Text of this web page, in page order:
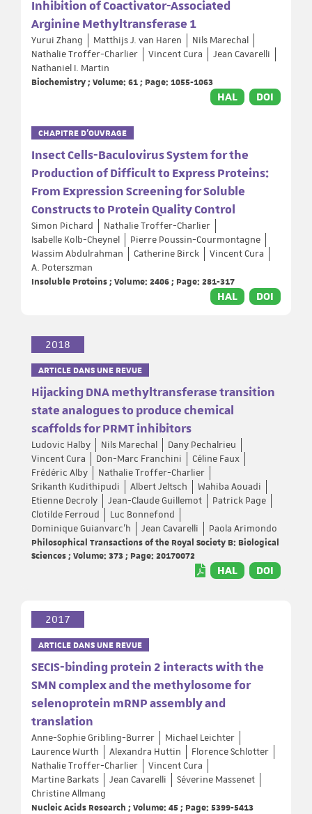
Inhibition of Coactivator-Associated
Arginine Methyltransferase 1
Yurui Zhang Matthijs J. van Haren
Nils Marechal
Nathalie Troffer-Charlier
Vincent Cura
Jean Cavarelli
Nathaniel I. Martin
Biochemistry ; Volume: 61 ; Page: 1055-1063
HAL DOI
CHAPITRE D’OUVRAGE
Insect Cells-Baculovirus System for the
Production of Difficult to Express Proteins:
From Expression Screening for Soluble
Constructs to Protein Quality Control
Simon Pichard
Nathalie Troffer-Charlier
Isabelle Kolb-Cheynel
Pierre Poussin-Courmontagne
Wassim Abdulrahman
Catherine Birck
Vincent Cura
A. Poterszman
Insoluble Proteins ; Volume: 2406 ; Page: 281-317
HAL DOI
2018
ARTICLE DANS UNE REVUE
Hijacking DNA methyltransferase transition
state analogues to produce chemical
scaffolds for PRMT inhibitors
Ludovic Halby Nils Marechal
Dany Pechalrieu
Vincent Cura
Don-Marc Franchini
Céline Faux
Frédéric Alby
Nathalie Troffer-Charlier
Srikanth Kudithipudi
Albert Jeltsch
Wahiba Aouadi
Etienne Decroly
Jean-Claude Guillemot
Patrick Page
Clotilde Ferroud
Luc Bonnefond
Dominique Guianvarc’h
Jean Cavarelli
Paola Arimondo
Philosophical Transactions of the Royal Society B: Biological
Sciences ; Volume: 373 ; Page: 20170072
HAL DOI
2017
ARTICLE DANS UNE REVUE
SECIS-binding protein 2 interacts with the
SMN complex and the methylosome for
selenoprotein mRNP assembly and
translation
Anne-Sophie Gribling-Burrer
Michael Leichter
Laurence Wurth
Alexandra Huttin
Florence Schlotter
Nathalie Troffer-Charlier
Vincent Cura
Martine Barkats
Jean Cavarelli
Séverine Massenet
Christine Allmang
Nucleic Acids Research ; Volume: 45 ; Page: 5399-5413